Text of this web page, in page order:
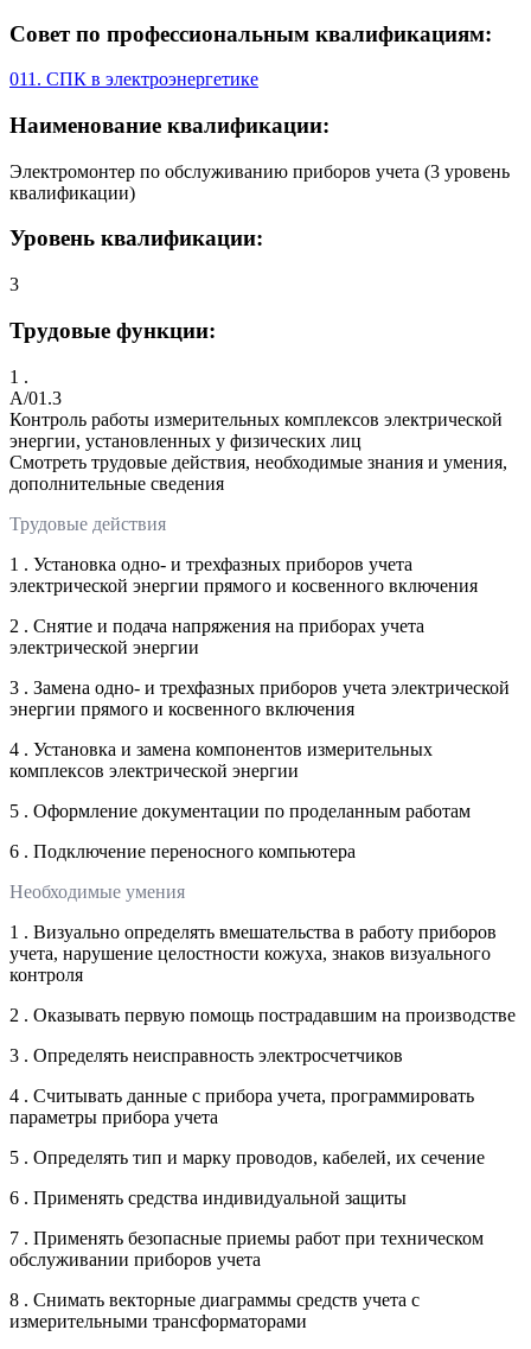
Совет по профессиональным квалификациям:
011. СПК в электроэнергетике
Наименование квалификации:
Электромонтер по обслуживанию приборов учета (3 уровень
квалификации)
Уровень квалификации:
3
Трудовые функции:
1 .
A/01.3
Контроль работы измерительных комплексов электрической
энергии, установленных у физических лиц
Смотреть трудовые действия, необходимые знания и умения,
дополнительные сведения
Трудовые действия
1 . Установка одно- и трехфазных приборов учета
электрической энергии прямого и косвенного включения
2 . Снятие и подача напряжения на приборах учета
электрической энергии
3 . Замена одно- и трехфазных приборов учета электрической
энергии прямого и косвенного включения
4 . Установка и замена компонентов измерительных
комплексов электрической энергии
5 . Оформление документации по проделанным работам
6 . Подключение переносного компьютера
Необходимые умения
1 . Визуально определять вмешательства в работу приборов
учета, нарушение целостности кожуха, знаков визуального
контроля
2 . Оказывать первую помощь пострадавшим на производстве
3 . Определять неисправность электросчетчиков
4 . Считывать данные с прибора учета, программировать
параметры прибора учета
5 . Определять тип и марку проводов, кабелей, их сечение
6 . Применять средства индивидуальной защиты
7 . Применять безопасные приемы работ при техническом
обслуживании приборов учета
8 . Снимать векторные диаграммы средств учета с
измерительными трансформаторами